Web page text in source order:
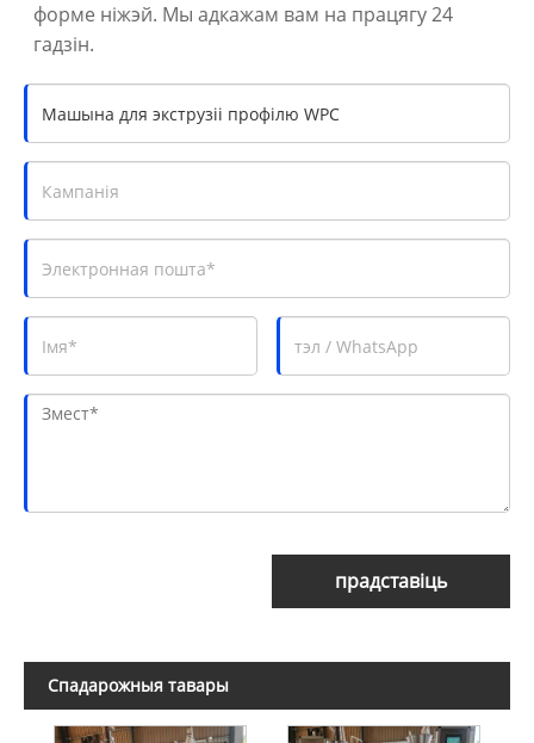
форме ніжэй. Мы адкажам вам на працягу 24
гадзін.
прадставіць
Спадарожныя тавары